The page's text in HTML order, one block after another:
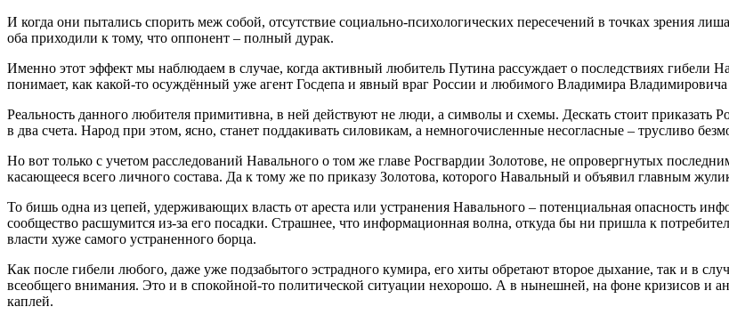
И когда они пытались спорить меж собой, отсутствие социально-психологических пересечений в точках зрения
оба приходили к тому, что оппонент – полный дурак.
Именно этот эффект мы наблюдаем в случае, когда активный любитель Путина рассуждает о последствиях гибели
понимает, как какой-то осуждённый уже агент Госдепа и явный враг России и любимого Владимира
Реальность данного любителя примитивна, в ней действуют не люди, а символы и схемы. Дескать стоит приказать
в два счета. Народ при этом, ясно, станет поддакивать силовикам, а немногочисленные несогласные – трусливо
Но вот только с учетом расследований Навального о том же главе Росгвардии Золотове, не опровергнутых
касающееся всего личного состава. Да к тому же по приказу Золотова, которого Навальный и объявил главным
То бишь одна из цепей, удерживающих власть от ареста или устранения Навального – потенциальная опасность
сообщество расшумится из-за его посадки. Страшнее, что информационная волна, откуда бы ни пришла к
власти хуже самого устраненного борца.
Как после гибели любого, даже уже подзабытого эстрадного кумира, его хиты обретают второе дыхание, так и в
всеобщего внимания. Это и в спокойной-то политической ситуации нехорошо. А в нынешней, на фоне кризисов и
каплей.